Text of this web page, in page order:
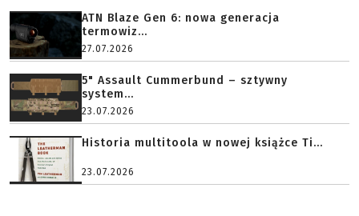
ATN Blaze Gen 6: nowa generacja
termowiz...
27.07.2026
5" Assault Cummerbund – sztywny
system...
23.07.2026
Historia multitoola w nowej książce Ti...
23.07.2026